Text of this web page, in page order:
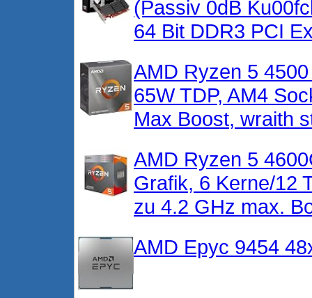
(Passiv 0dB
64 Bit DDR3 PCI
AMD Ryzen 5
65W TDP, AM4
Max Boost, wraith
AMD Ryzen 5
Grafik, 6 Kerne/12
zu 4.2 GHz max.
AMD Epyc 9454